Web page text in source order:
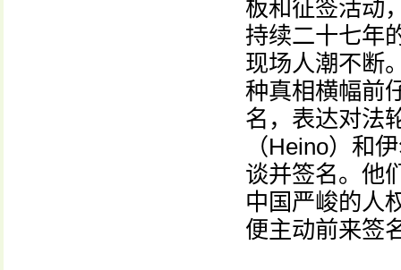
板和征签活动
持续二十七年
现场人潮不断
种真相横幅前
名，表达对法
（Heino）和
谈并签名。他
中国严峻的人
便主动前来签